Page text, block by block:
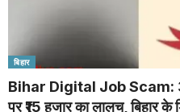
बिहार
Bihar Digital Job Scam:
पर ₹15 हजार का लालच, बिहार